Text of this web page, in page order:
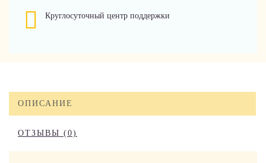
Круглосуточный центр поддержки
ОПИСАНИЕ
ОТЗЫВЫ (0)